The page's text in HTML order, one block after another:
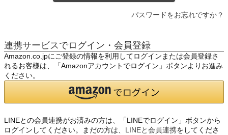
パスワードをお忘れですか？
連携サービスでログイン・会員登録
Amazon.co.jpにご登録の情報を利用してログインまたは会員登録さ
れるお客様は、「Amazonアカウントでログイン」ボタンよりお進み
ください。
LINEとの会員連携がお済みの方は、「LINEでログイン」ボタンから
ログインしてください。まだの方は、 LINEと会員連携をしてくださ